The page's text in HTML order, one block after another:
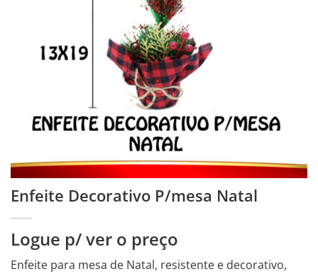
Enfeite Decorativo P/mesa Natal
Logue p/ ver o preço
Enfeite para mesa de Natal, resistente e decorativo,